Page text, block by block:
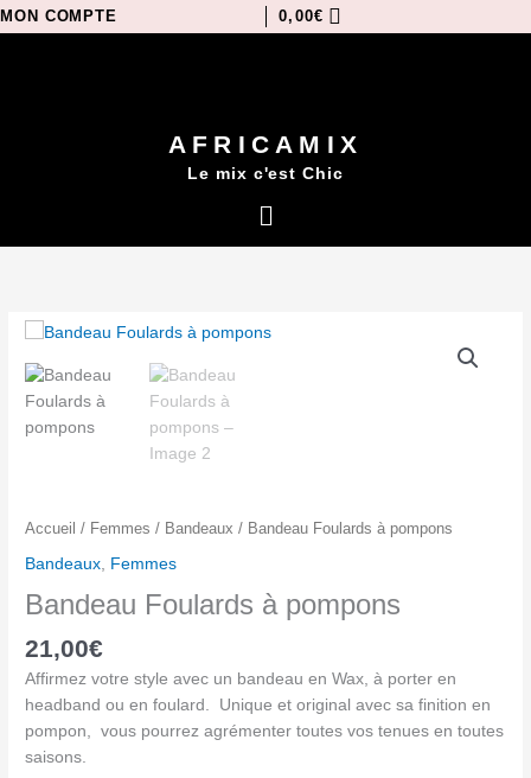
Aller
au
MON COMPTE 0,00€
AFRICAMIX
Le mix c'est Chic
Menu
Accueil / Femmes / Bandeaux / Bandeau Foulards à pompons
Bandeaux, Femmes
Bandeau Foulards à pompons
21,00€
Affirmez votre style avec un bandeau en Wax, à porter en
headband ou en foulard. Unique et original avec sa finition en
pompon, vous pourrez agrémenter toutes vos tenues en toutes
saisons.